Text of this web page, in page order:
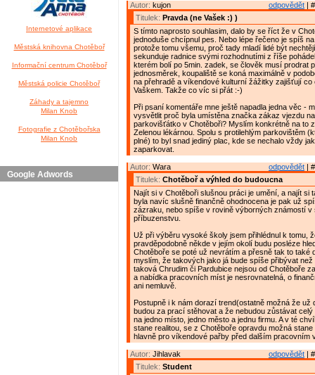
Internetové aplikace
Městská knihovna Chotěboř
Informační centrum Chotěboř
Městská policie Chotěboř
Záhady a tajemno
Milan Knob
Fotografie z Chotěbořska
Milan Knob
Google Adwords
odpovědět |
Autor: kujon
Titulek: Pravda (ne Vašek :) )
S tímto naprosto souhlasim, dalo by se říct že v
jednoduše chcípnul pes. Nebo lépe řečeno je spíš
protože tomu všemu, proč tady mladí lidé být
sekunduje radnice svými rozhodnutími z říše
kterém bolí po 5min. zadek, se člověk musí prodrat
jednosměrek, koupaliště se koná maximálně v
na přehradě a víkendové kulturní žážitky zajišťují
Vaškem. Takže co víc si přát :-)
Při psaní komentáře mne ještě napadla jedna věc -
vysvětlit proč byla umístěna značka zákaz vjezdu
parkovišťátko v Chotěboři? Myslím konkrétně na to
Zelenou lékárnou. Spolu s protilehlým parkovištěm
plné) to byl snad jediný plac, kde se nechalo vždy
zaparkovat.
odpovědět |
Autor: Wara
Titulek: Chotěboř a výhled do budoucna
Najít si v Chotěboři slušnou práci je umění, a najít si
byla navíc slušně finančně ohodnocena je pak už
zázraku, nebo spíše v rovině výborných známostí v
příbuzenstvu.
Už při výběru vysoké školy jsem přihlédnul k tomu,
pravděpodobně někde v jejím okolí budu posléze
Chotěboře se poté už nevrátím a přesně tak to také
myslím, že takových jako já bude spíše přibývat
taková Chrudim či Pardubice nejsou od Chotěboře
a nabídka pracovních míst je nesrovnatelná, o
ani nemluvě.
Postupně i k nám dorazí trend(ostatně možná že už
budou za prací stěhovat a že nebudou zůstávat
na jedno místo, jedno město a jednu firmu. A v té
stane realitou, se z Chotěboře opravdu možná
hlavně pro víkendové pařby před dalším pracovním
odpovědět |
Autor: Jihlavak
Titulek: Student